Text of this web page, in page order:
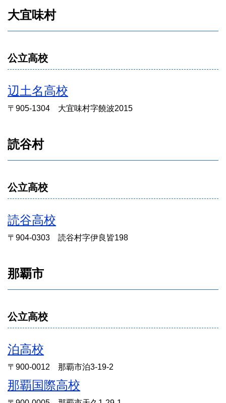
大宜味村
公立高校
辺土名高校
〒905-1304 大宜味村字饒波2015
読谷村
公立高校
読谷高校
〒904-0303 読谷村字伊良皆198
那覇市
公立高校
泊高校
〒900-0012 那覇市泊3-19-2
那覇国際高校